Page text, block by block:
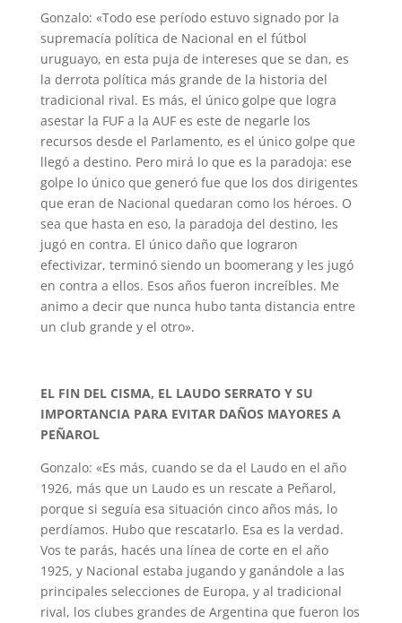
Gonzalo: «Todo ese período estuvo signado por la
supremacía política de Nacional en el fútbol
uruguayo, en esta puja de intereses que se dan, es
la derrota política más grande de la historia del
tradicional rival. Es más, el único golpe que logra
asestar la FUF a la AUF es este de negarle los
recursos desde el Parlamento, es el único golpe que
llegó a destino. Pero mirá lo que es la paradoja: ese
golpe lo único que generó fue que los dos dirigentes
que eran de Nacional quedaran como los héroes. O
sea que hasta en eso, la paradoja del destino, les
jugó en contra. El único daño que lograron
efectivizar, terminó siendo un boomerang y les jugó
en contra a ellos. Esos años fueron increíbles. Me
animo a decir que nunca hubo tanta distancia entre
un club grande y el otro».
EL FIN DEL CISMA, EL LAUDO SERRATO Y SU
IMPORTANCIA PARA EVITAR DAÑOS MAYORES A
PEÑAROL
Gonzalo: «Es más, cuando se da el Laudo en el año
1926, más que un Laudo es un rescate a Peñarol,
porque si seguía esa situación cinco años más, lo
perdíamos. Hubo que rescatarlo. Esa es la verdad.
Vos te parás, hacés una línea de corte en el año
1925, y Nacional estaba jugando y ganándole a las
principales selecciones de Europa, y al tradicional
rival, los clubes grandes de Argentina que fueron los